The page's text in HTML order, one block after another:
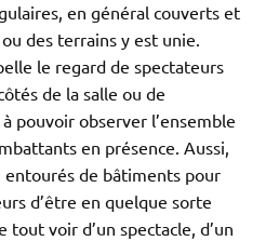
en général couverts et
des terrains y est unie.
le regard de spectateurs
de la salle ou de
pouvoir observer l’ensemble
en présence. Aussi,
entourés de bâtiments pour
d’être en quelque sorte
voir d’un spectacle, d’un